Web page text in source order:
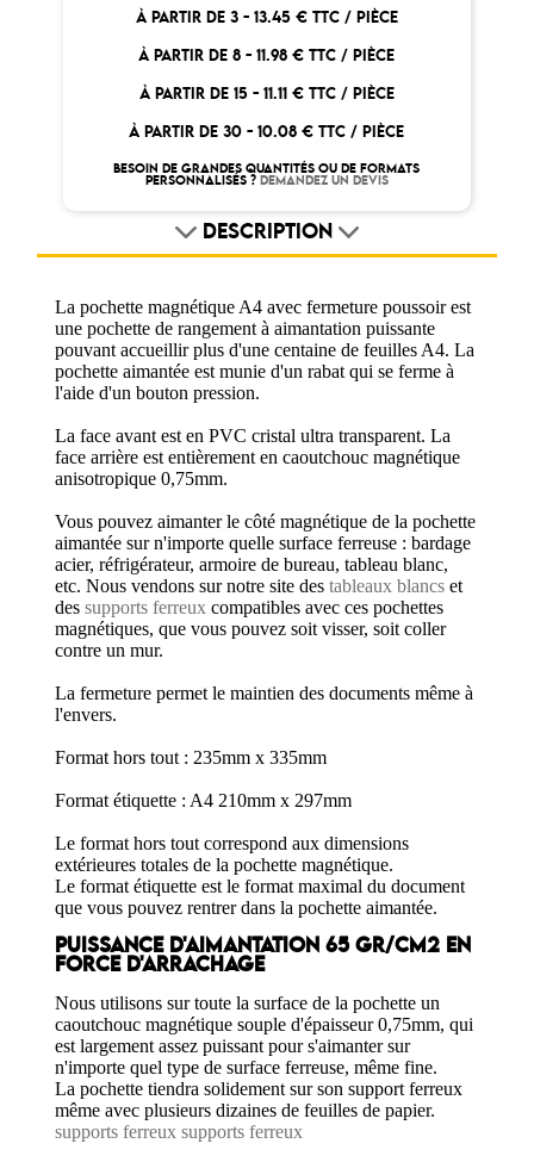
À PARTIR DE 3 - 13.45 € TTC / PIÈCE
À PARTIR DE 8 -11.98 € TTC / PIÈCE
À PARTIR DE 15 - 11.11 € TTC / PIÈCE
À PARTIR DE 30 -10.08 € TTC / PIÈCE
BESOIN DE GRANDES QUANTITÉS OU DE FORMATS
PERSONNALISÉS ? DEMANDEZ UN DEVIS
DESCRIPTION
La pochette magnétique A4 avec fermeture poussoir est
une pochette de rangement à aimantation puissante
pouvant accueillir plus d'une centaine de feuilles A4. La
pochette aimantée est munie d'un rabat qui se ferme à
l'aide d'un bouton pression.
La face avant est en PVC cristal ultra transparent. La
face arrière est entièrement en caoutchouc magnétique
anisotropique 0,75mm.
Vous pouvez aimanter le côté magnétique de la pochette
aimantée sur n'importe quelle surface ferreuse : bardage
acier, réfrigérateur, armoire de bureau, tableau blanc,
etc. Nous vendons sur notre site destableaux blancs et
dessupports ferreux compatibles avec ces pochettes
magnétiques, que vous pouvez soit visser, soit coller
contre un mur.
La fermeture permet le maintien des documents même à
l'envers.
Format hors tout : 235mm x 335mm
Format étiquette : A4 210mm x 297mm
Le format hors tout correspond aux dimensions
extérieures totales de la pochette magnétique.
Le format étiquette est le format maximal du document
que vous pouvez rentrer dans la pochette aimantée.
PUISSANCE D'AIMANTATION 65 GR/CM2 EN
FORCE D'ARRACHAGE
Nous utilisons sur toute la surface de la pochette un
caoutchouc magnétique souple d'épaisseur 0,75mm, qui
est largement assez puissant pour s'aimanter sur
n'importe quel type de surface ferreuse, même fine.
La pochette tiendra solidement sur son support ferreux
même avec plusieurs dizaines de feuilles de papier.
supports ferreux supports ferreux